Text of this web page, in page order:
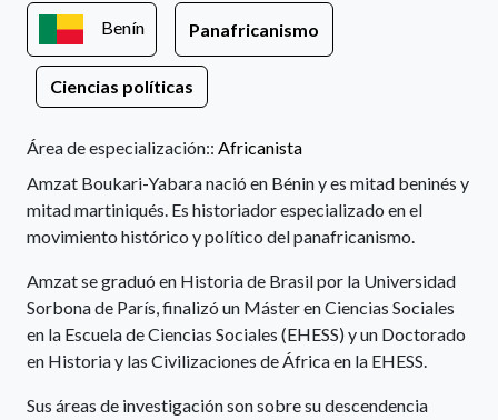
Benín Panafricanismo
Ciencias políticas
Área de especialización:: Africanista
Amzat Boukari-Yabara nació en Bénin y es mitad beninés y
mitad martiniqués. Es historiador especializado en el
movimiento histórico y político del panafricanismo.
Amzat se graduó en Historia de Brasil por la Universidad
Sorbona de París, finalizó un Máster en Ciencias Sociales
en la Escuela de Ciencias Sociales (EHESS) y un Doctorado
en Historia y las Civilizaciones de África en la EHESS.
Sus áreas de investigación son sobre su descendencia